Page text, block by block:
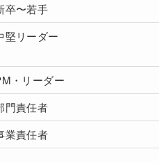
卒〜若手
堅リーダー
・リーダー
門責任者
業責任者